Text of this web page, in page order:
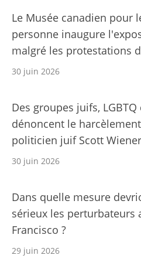
Le Musée canadien pour
personne inaugure
malgré les protestations
30 juin 2026
Des groupes juifs,
dénoncent le
politicien juif Scott Wiener
30 juin 2026
Dans quelle mesure
sérieux les perturbateurs
Francisco ?
29 juin 2026